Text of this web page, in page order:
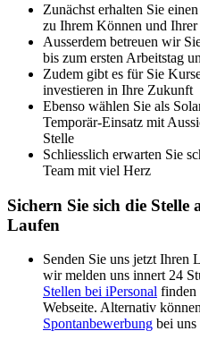
Zunächst erhalten Sie
zu Ihrem Können und
Ausserdem betreuen wir
bis zum ersten Arbeitstag
Zudem gibt es für Sie
investieren in Ihre Zukunft
Ebenso wählen Sie als
Temporär-Einsatz mit
Stelle
Schliesslich erwarten Sie
Team mit viel Herz
Sichern Sie sich die
Laufen
Senden Sie uns jetzt Ihren
wir melden uns innert 24
Stellen bei iPersonal finden
Webseite. Alternativ
Spontanbewerbung bei uns